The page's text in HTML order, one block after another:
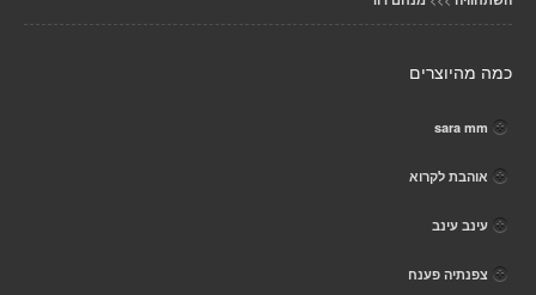
כמה מהיוצרים
sara mm
אוהבת לקרוא
עינב עינב
צפנתיה פענח